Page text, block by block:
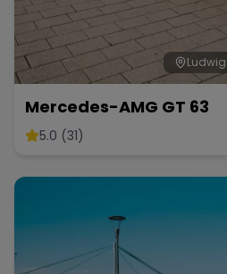
Mercedes-AMG GT 63
5.0 (31)